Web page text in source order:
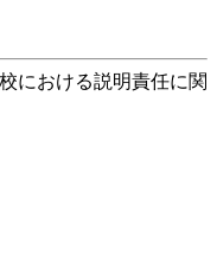
における説明責任に関